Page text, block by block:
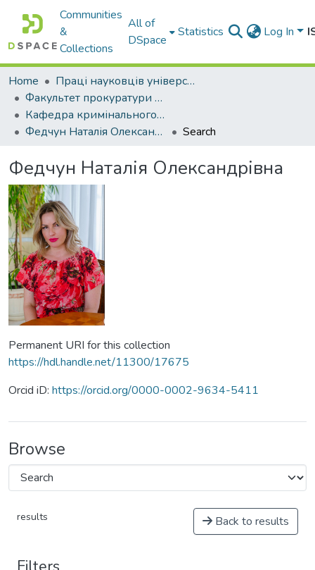
Communities
&
Collections
All of
DSpace
Statistics Log In
Home
Праці науковців університету
Факультет прокуратури та слідства (кримінальної юстиції)
Кафедра кримінального процесу
Федчун Наталія Олександрівна
Search
Федчун Наталія Олександрівна
Permanent URI for this collection
https://hdl.handle.net/11300/17675
Orcid iD: https://orcid.org/0000-0002-9634-5411
Browse
results Back to results